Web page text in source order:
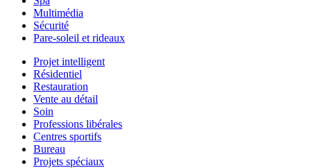
Multimédia
Sécurité
Pare-soleil et rideaux
Projet intelligent
Résidentiel
Restauration
Vente au détail
Soin
Professions libérales
Centres sportifs
Bureau
Projets spéciaux